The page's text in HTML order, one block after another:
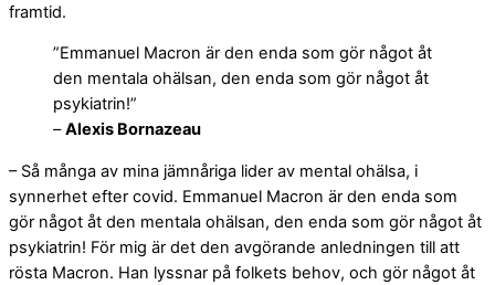
framtid.
”Emmanuel Macron är den enda som gör något åt
den mentala ohälsan, den enda som gör något åt
psykiatrin!”
–Alexis Bornazeau
– Så många av mina jämnåriga lider av mental ohälsa, i
synnerhet efter covid. Emmanuel Macron är den enda som
gör något åt den mentala ohälsan, den enda som gör något åt
psykiatrin! För mig är det den avgörande anledningen till att
rösta Macron. Han lyssnar på folkets behov, och gör något åt